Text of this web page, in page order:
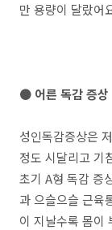
만 용량이 달랐어
● 어른 독감 증상
성인독감증상은
정도 시달리고 기
초기 A형 독감 증
과 으슬으슬 근육
이 지날수록 몸이